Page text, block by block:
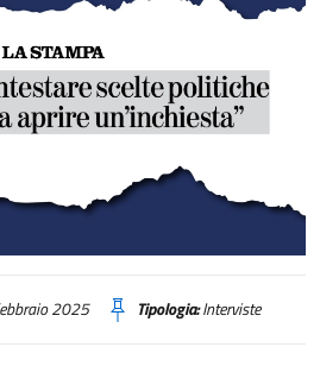
politiche, forse bisogna aprire
2025 Tipologia:Interviste